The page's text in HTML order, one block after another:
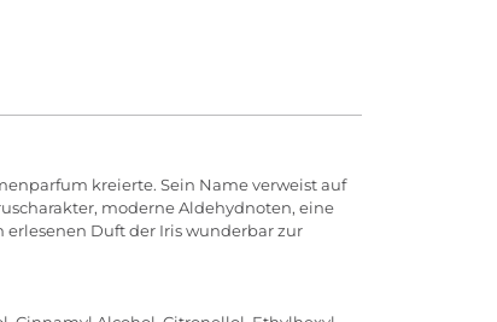
kreierte. Sein Name verweist auf
moderne Aldehydnoten, eine
Duft der Iris wunderbar zur